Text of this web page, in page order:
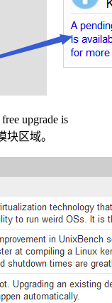
upgrade is
块区域。